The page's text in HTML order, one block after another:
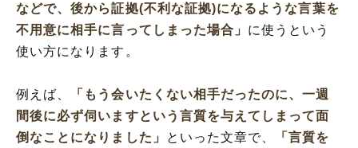
などで、後から証拠(不利な証拠)になるような言葉を
不用意に相手に言ってしまった場合」 に使うという
使い方になります。
例えば、
「もう会いたくない相手だったのに、一週
間後に必ず伺いますという言質を与えてしまって面
倒なことになりました」
といった文章で、 「言質を